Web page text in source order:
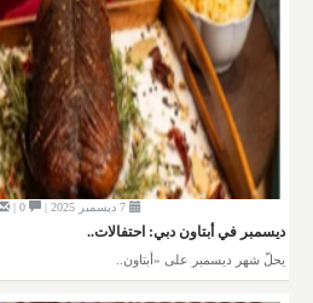
ديسمبر في أبتاون دبي: احتفالات..
يحلّ شهر ديسمبر على «أبتاون..